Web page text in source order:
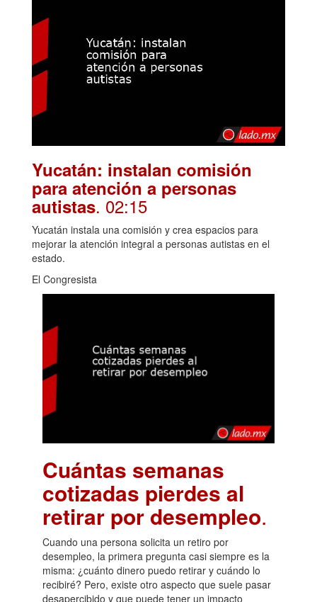
Yucatán: instalan comisión
para atención a personas
autistas. 02:15
Yucatán instala una comisión y crea espacios para
mejorar la atención integral a personas autistas en el
estado.
El Congresista
Cuántas semanas
cotizadas pierdes al
retirar por desempleo.
Cuando una persona solicita un retiro por
desempleo, la primera pregunta casi siempre es la
misma: ¿cuánto dinero puedo retirar y cuándo lo
recibiré? Pero, existe otro aspecto que suele pasar
desapercibido y que puede tener un impacto